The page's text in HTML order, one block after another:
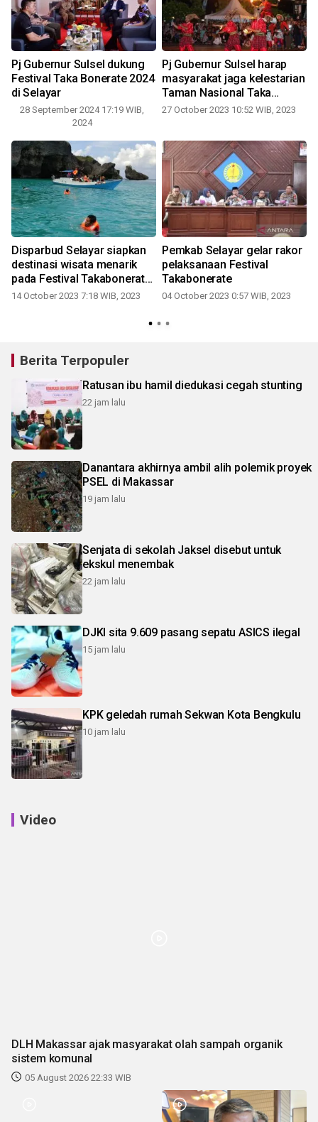
Pj Gubernur Sulsel dukung
Festival Taka Bonerate 2024
di Selayar
28 September 2024 17:19 WIB,
2024
Pj Gubernur Sulsel harap
masyarakat jaga kelestarian
Taman Nasional Taka
Bonerate
27 October 2023 10:52 WIB, 2023
Disparbud Selayar siapkan
destinasi wisata menarik
pada Festival Takabonerate
2023
14 October 2023 7:18 WIB, 2023
Pemkab Selayar gelar rakor
pelaksanaan Festival
Takabonerate
04 October 2023 0:57 WIB, 2023
Berita Terpopuler
Ratusan ibu hamil diedukasi cegah stunting
22 jam lalu
Danantara akhirnya ambil alih polemik proyek
PSEL di Makassar
19 jam lalu
Senjata di sekolah Jaksel disebut untuk
ekskul menembak
22 jam lalu
DJKI sita 9.609 pasang sepatu ASICS ilegal
15 jam lalu
KPK geledah rumah Sekwan Kota Bengkulu
10 jam lalu
Video
DLH Makassar ajak masyarakat olah sampah organik
sistem komunal
05 August 2026 22:33 WIB